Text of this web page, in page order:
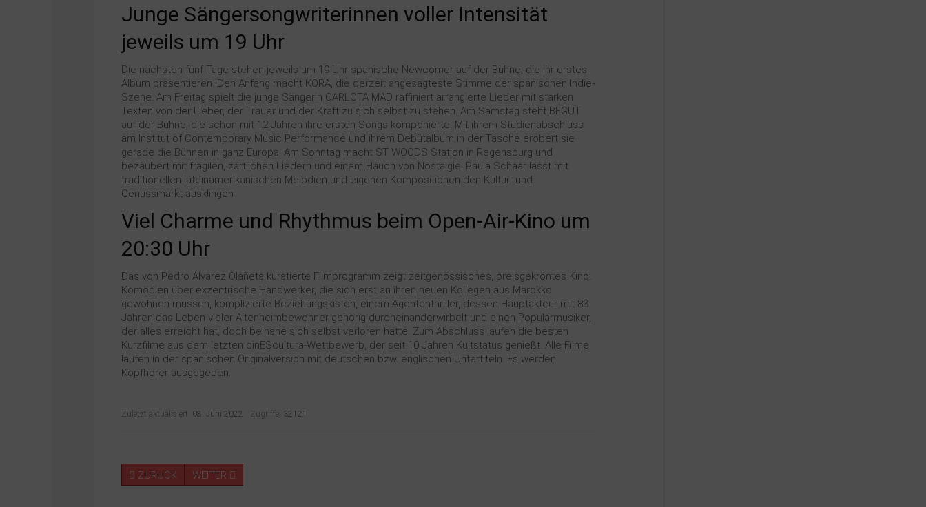
Junge Sängersongwriterinnen voller Intensität
jeweils um 19 Uhr
Die nächsten fünf Tage stehen jeweils um 19 Uhr spanische Newcomer auf der Bühne, die ihr erstes
Album präsentieren. Den Anfang macht KORA, die derzeit angesagteste Stimme der spanischen Indie-
Szene. Am Freitag spielt die junge Sängerin CARLOTA MAD raffiniert arrangierte Lieder mit starken
Texten von der Lieber, der Trauer und der Kraft zu sich selbst zu stehen. Am Samstag steht BEGUT
auf der Bühne, die schon mit 12 Jahren ihre ersten Songs komponierte. Mit ihrem Studienabschluss
am Institut of Contemporary Music Performance und ihrem Debütalbum in der Tasche erobert sie
gerade die Bühnen in ganz Europa. Am Sonntag macht ST WOODS Station in Regensburg und
bezaubert mit fragilen, zärtlichen Liedern und einem Hauch von Nostalgie. Paula Schaar lässt mit
traditionellen lateinamerikanischen Melodien und eigenen Kompositionen den Kultur- und
Genussmarkt ausklingen.
Viel Charme und Rhythmus beim Open-Air-Kino um
20:30 Uhr
Das von Pedro Álvarez Olañeta kuratierte Filmprogramm zeigt zeitgenössisches, preisgekröntes Kino.
Komödien über exzentrische Handwerker, die sich erst an ihren neuen Kollegen aus Marokko
gewöhnen müssen, komplizierte Beziehungskisten, einem Agententhriller, dessen Hauptakteur mit 83
Jahren das Leben vieler Altenheimbewohner gehörig durcheinanderwirbelt und einen Populärmusiker,
der alles erreicht hat, doch beinahe sich selbst verloren hätte. Zum Abschluss laufen die besten
Kurzfilme aus dem letzten cinEScultura-Wettbewerb, der seit 10 Jahren Kultstatus genießt. Alle Filme
laufen in der spanischen Originalversion mit deutschen bzw. englischen Untertiteln. Es werden
Kopfhörer ausgegeben.
Zuletzt aktualisiert: 08. Juni 2022 Zugriffe: 32121
ZURÜCK WEITER